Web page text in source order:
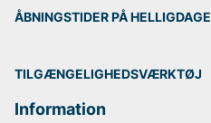
ÅBNINGSTIDER PÅ HELLIGDAGE
TILGÆNGELIGHEDSVÆRKTØJ
Information